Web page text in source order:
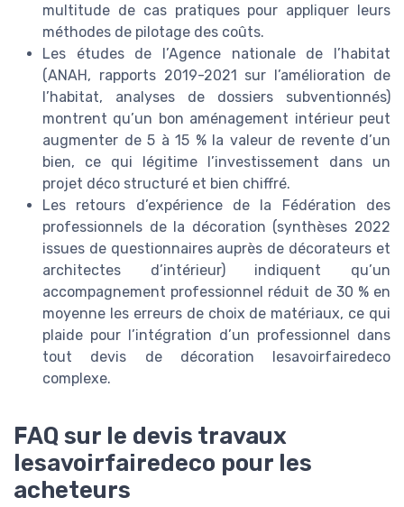
multitude de cas pratiques pour appliquer leurs
méthodes de pilotage des coûts.
Les études de l’Agence nationale de l’habitat
(ANAH, rapports 2019-2021 sur l’amélioration de
l’habitat, analyses de dossiers subventionnés)
montrent qu’un bon aménagement intérieur peut
augmenter de 5 à 15 % la valeur de revente d’un
bien, ce qui légitime l’investissement dans un
projet déco structuré et bien chiffré.
Les retours d’expérience de la Fédération des
professionnels de la décoration (synthèses 2022
issues de questionnaires auprès de décorateurs et
architectes d’intérieur) indiquent qu’un
accompagnement professionnel réduit de 30 % en
moyenne les erreurs de choix de matériaux, ce qui
plaide pour l’intégration d’un professionnel dans
tout devis de décoration lesavoirfairedeco
complexe.
FAQ sur le devis travaux
lesavoirfairedeco pour les
acheteurs